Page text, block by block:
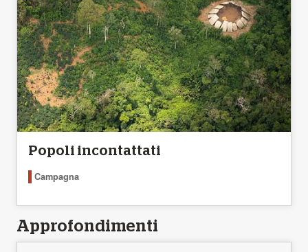
Popoli incontattati
Campagna
Approfondimenti